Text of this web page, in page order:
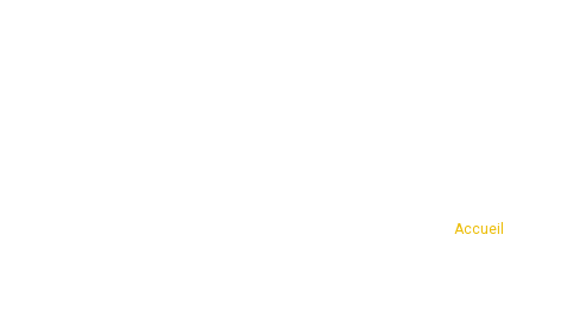
Accueil